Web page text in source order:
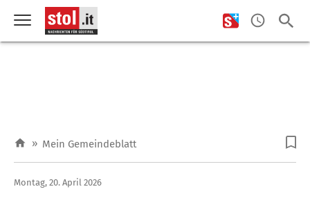
» Mein Gemeindeblatt
Montag, 20. April 2026